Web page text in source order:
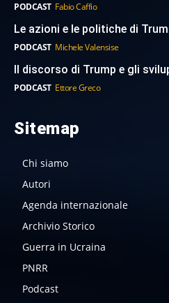
PODCAST Fabio Caffio
Le azioni e le politiche di
PODCAST Michele Valensise
Il discorso di Trump e gli
PODCAST Ettore Greco
Sitemap
Chi siamo
Autori
Agenda internazionale
Archivio Storico
Guerra in Ucraina
PNRR
Podcast